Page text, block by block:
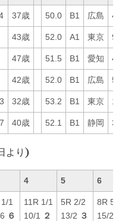
37歳 50.0 B1 広島 49
43歳 52.0 A1 東京 9
47歳 51.5 B1 愛知 40
42歳 52.0 B1 広島 5
32歳 53.2 B1 東京 12
40歳 52.1 B1 静岡 34
より)
4 5 6
1
６
11R 1/1
10/1
２
5R 2/2
13/2 ３
8R 5/5
15/2